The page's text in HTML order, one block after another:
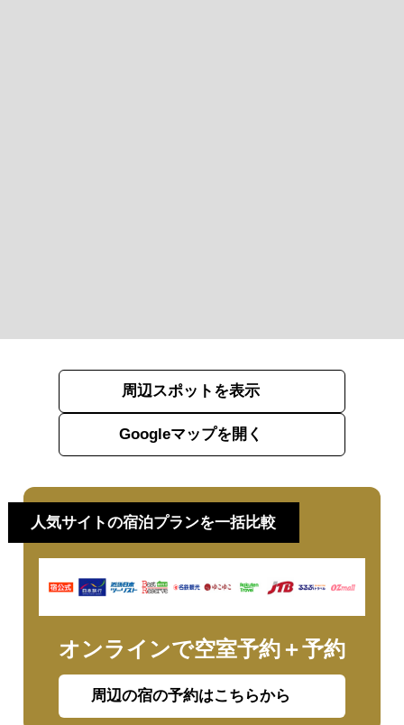
周辺スポットを表示
Googleマップを開く
人気サイトの宿泊プランを一括比較
オンラインで空室予約＋予約
周辺の宿の予約はこちらから